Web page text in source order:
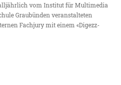
vom Institut für Multimedia
Graubünden veranstalteten
Fachjury mit einem «Digezz-